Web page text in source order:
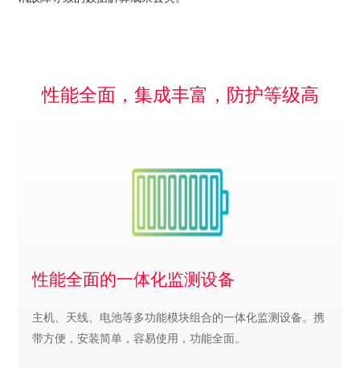
性能全面，集成丰富，防护等级高
性能全面的一体化监测设备
主机、天线、电池等多功能模块组合的一体化监测设备。携
带方便，安装简单，容易使用，功能全面。